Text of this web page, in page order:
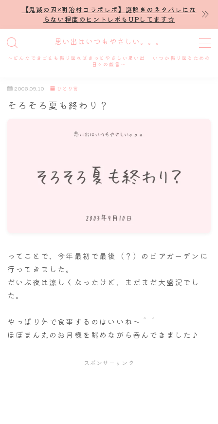
【鬼滅の刃×明治村コラボレポ】謎解きのネタバレにな
らない程度のヒントレポもUPしてます☆
思い出はいつもやさしい。。。
～どんなできごとも振り返ればきっとやさしい思い出 いつか振り返るための
日々の戯言～
MENU
プロフィール
舞台・ライブ
2003.09.10 ひとり言
そろそろ夏も終わり？
ってことで、今年最初で最後（？）のビアガーデンに
行ってきました。
だいぶ夜は涼しくなったけど、まだまだ大盛況でし
た。
やっぱり外で食事するのはいいね～＾＾
ほぼまん丸のお月様を眺めながら呑んできました♪
スポンサーリンク